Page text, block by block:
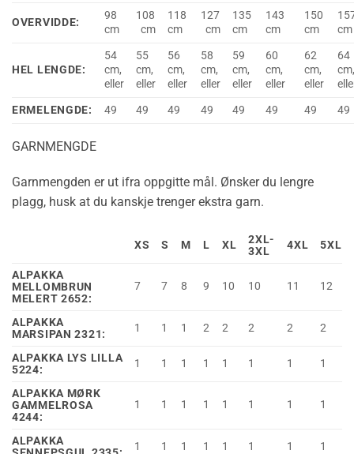
OVERVIDDE:
98
cm
108
cm
118
cm
127
cm
135
cm
143
cm
150
cm
cm
HEL LENGDE:
54
cm,
eller
55
cm,
eller
56
cm,
eller
58
cm,
eller
59
cm,
eller
60
cm,
eller
62
cm,
eller
64
ERMELENGDE:
49 49 49 49 49 49 49 49
GARNMENGDE
Garnmengden er ut ifra oppgitte mål. Ønsker du lengre
plagg, husk at du kanskje trenger ekstra garn.
XS S M L XL
2XL-
3XL
4XL 5XL
ALPAKKA
MELLOMBRUN
MELERT 2652:
7 7 8 9 10 10 11 12
ALPAKKA
MARSIPAN 2321:
1 1 1 2 2 2 2 2
ALPAKKA LYS LILLA
5224:
1 1 1 1 1 1 1 1
ALPAKKA MØRK
GAMMELROSA
4244:
1 1 1 1 1 1 1 1
ALPAKKA
1 1 1 1 1 1 1 1